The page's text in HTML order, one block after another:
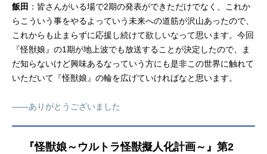
飯田 ：皆さんがいる場で2期の発表ができただけでなく、これか
らこういう事をやるよっていう未来への道筋が沢山あったので、
これからも止まらずに応援し続けて欲しいなって思います。今回
『怪獣娘』の1期が地上波でも放送することが決定したので、ま
だ知らないけど興味あるなっていう方にも是非この世界に触れて
いただいて『怪獣娘』の輪を広げていければなと思います。
――ありがとうございました
『怪獣娘～ウルトラ怪獣擬人化計画～』第2